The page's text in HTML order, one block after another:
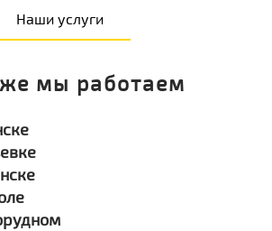
Наши услуги
мы работаем